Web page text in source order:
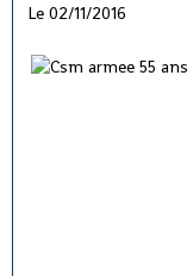
Le 02/11/2016